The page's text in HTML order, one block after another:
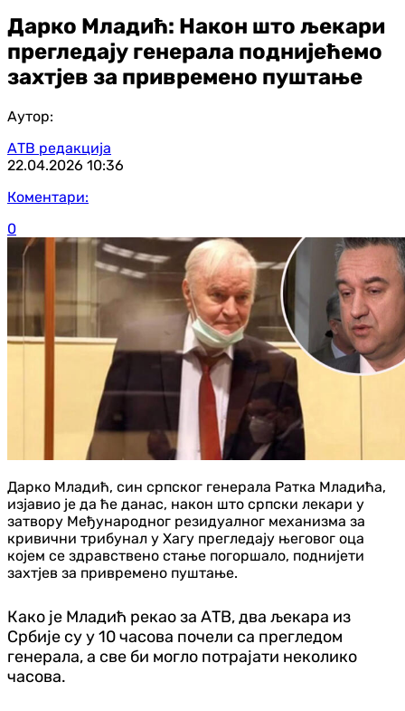
Дарко Младић: Након што љекари
прегледају генерала поднијећемо
захтјев за привремено пуштање
Аутор:
АТВ редакција
22.04.2026 10:36
Коментари:
0
Дарко Младић, син српског генерала Ратка Младића,
изјавио је да ће данас, након што српски лекари у
затвору Међународног резидуалног механизма за
кривични трибунал у Хагу прегледају његовог оца
којем се здравствено стање погоршало, поднијети
захтјев за привремено пуштање.
Како је Младић рекао за АТВ, два љекара из
Србије су у 10 часова почели са прегледом
генерала, а све би могло потрајати неколико
часова.